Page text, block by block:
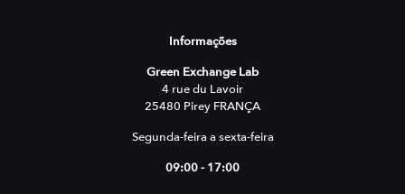
Informações
Green Exchange Lab
4 rue du Lavoir
25480 Pirey FRANÇA
Segunda-feira a sexta-feira
09:00 - 17:00